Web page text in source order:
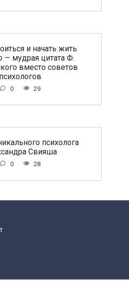
и начать жить
— мудрая цитата Ф.
вместо советов
психологов
0 29
психолога
Свияша
0 28